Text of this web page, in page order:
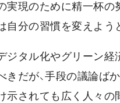
実現のために精一杯の
自分の習慣を変えよう
ジタル化やグリーン経
きだが、手段の議論ば
示されても広く人々